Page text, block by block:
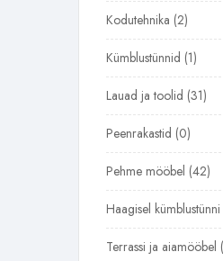
Kodutehnika 2
Kümblustünnid 1
Lauad ja toolid 31
Peenrakastid 0
Pehme mööbel 42
Haagisel
Terrassi ja aiamööbel